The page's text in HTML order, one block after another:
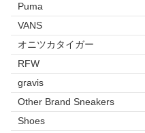
Puma
VANS
オニツカタイガー
RFW
gravis
Other Brand Sneakers
Shoes